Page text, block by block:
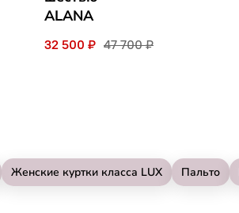
ALANA
32 500 ₽ 47 700 ₽
Женские куртки класса LUX Пальто